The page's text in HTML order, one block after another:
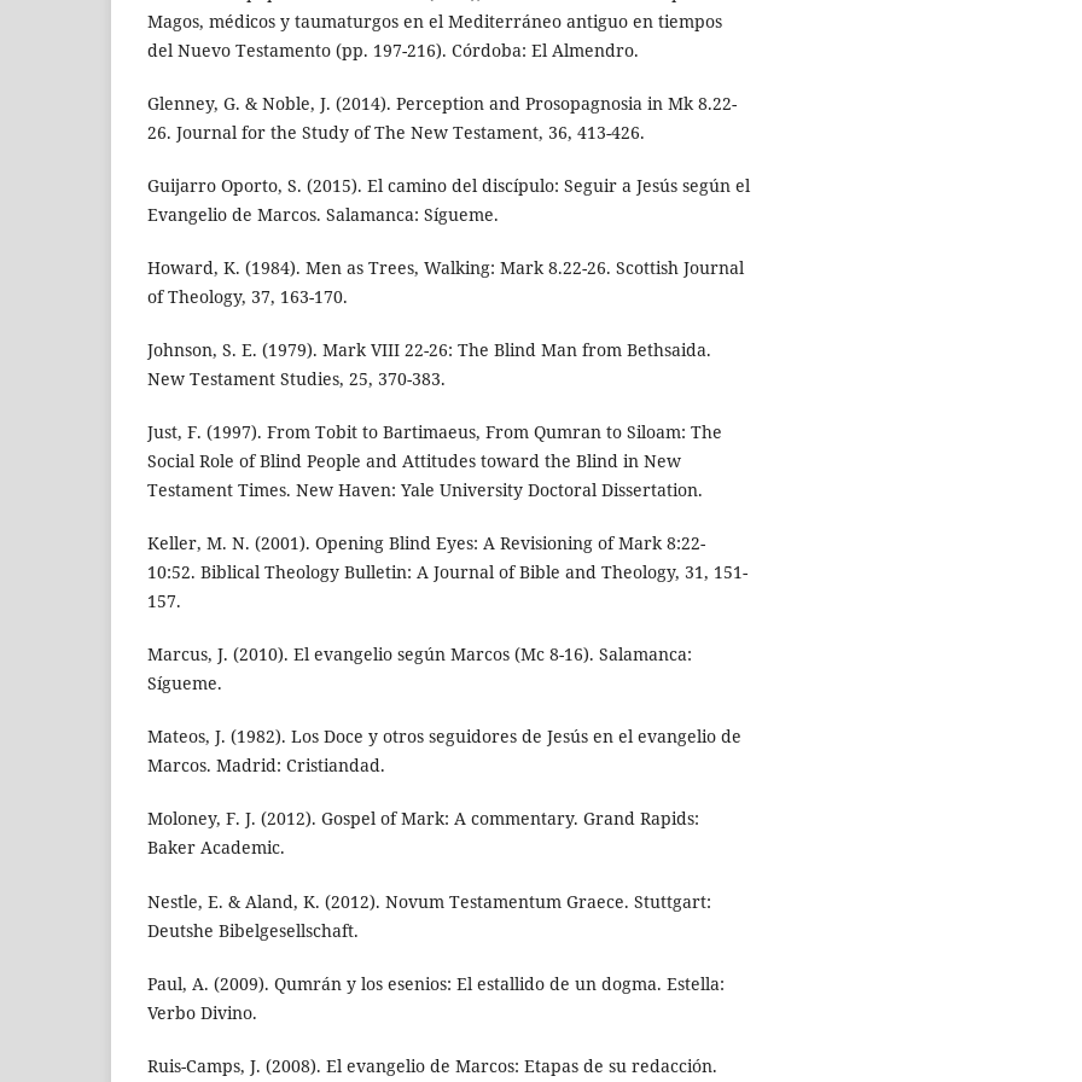
Magos, médicos y taumaturgos en el Mediterráneo antiguo en tiempos
del Nuevo Testamento (pp. 197-216). Córdoba: El Almendro.
Glenney, G. & Noble, J. (2014). Perception and Prosopagnosia in Mk 8.22-
26. Journal for the Study of The New Testament, 36, 413-426.
Guijarro Oporto, S. (2015). El camino del discípulo: Seguir a Jesús según el
Evangelio de Marcos. Salamanca: Sígueme.
Howard, K. (1984). Men as Trees, Walking: Mark 8.22-26. Scottish Journal
of Theology, 37, 163-170.
Johnson, S. E. (1979). Mark VIII 22-26: The Blind Man from Bethsaida.
New Testament Studies, 25, 370-383.
Just, F. (1997). From Tobit to Bartimaeus, From Qumran to Siloam: The
Social Role of Blind People and Attitudes toward the Blind in New
Testament Times. New Haven: Yale University Doctoral Dissertation.
Keller, M. N. (2001). Opening Blind Eyes: A Revisioning of Mark 8:22-
10:52. Biblical Theology Bulletin: A Journal of Bible and Theology, 31, 151-
157.
Marcus, J. (2010). El evangelio según Marcos (Mc 8-16). Salamanca:
Sígueme.
Mateos, J. (1982). Los Doce y otros seguidores de Jesús en el evangelio de
Marcos. Madrid: Cristiandad.
Moloney, F. J. (2012). Gospel of Mark: A commentary. Grand Rapids:
Baker Academic.
Nestle, E. & Aland, K. (2012). Novum Testamentum Graece. Stuttgart:
Deutshe Bibelgesellschaft.
Paul, A. (2009). Qumrán y los esenios: El estallido de un dogma. Estella:
Verbo Divino.
Ruis-Camps, J. (2008). El evangelio de Marcos: Etapas de su redacción.